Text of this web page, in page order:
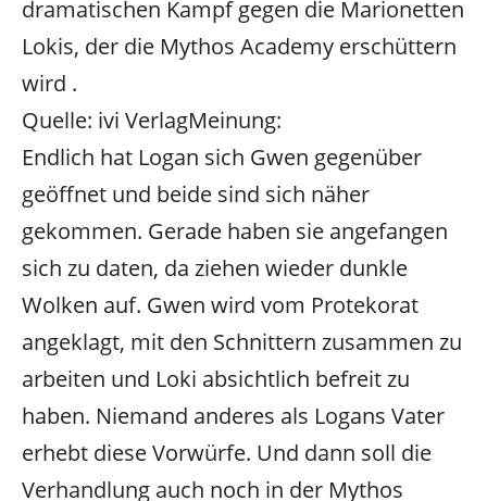
dramatischen Kampf gegen die Marionetten
Lokis, der die Mythos Academy erschüttern
wird .
Quelle: ivi VerlagMeinung:
Endlich hat Logan sich Gwen gegenüber
geöffnet und beide sind sich näher
gekommen. Gerade haben sie angefangen
sich zu daten, da ziehen wieder dunkle
Wolken auf. Gwen wird vom Protekorat
angeklagt, mit den Schnittern zusammen zu
arbeiten und Loki absichtlich befreit zu
haben. Niemand anderes als Logans Vater
erhebt diese Vorwürfe. Und dann soll die
Verhandlung auch noch in der Mythos